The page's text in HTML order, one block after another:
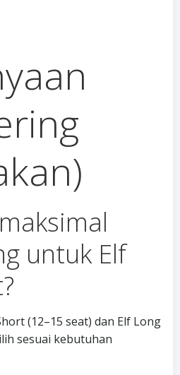
untuk Elf
(12–15 seat) dan Elf Long
sesuai kebutuhan